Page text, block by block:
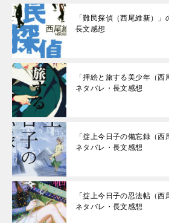
「難民探偵（西尾維新）」
長文感想
「押絵と旅する美少年（西
ネタバレ・長文感想
「掟上今日子の備忘録（西
ネタバレ・長文感想
「掟上今日子の忍法帖（西
ネタバレ・長文感想